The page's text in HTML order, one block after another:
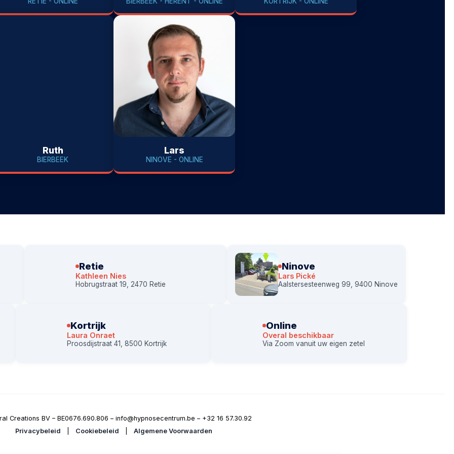
Ruth
BIERBEEK
Lars
NINOVE - ONLINE
Retie
Kathleen Nies
Hobrugstraat 19, 2470 Retie
Ninove
Lars Pické
Aalstersesteenweg 99, 9400 Ninove
Kortrijk
Laura Onraet
Proosdijstraat 41, 8500 Kortrijk
Online
Overal beschikbaar
Via Zoom vanuit uw eigen zetel
Creations BV – BE0676.690.806 – info@hypnosecentrum.be – +32 16 57.30.92
Privacybeleid
Cookiebeleid Algemene Voorwaarden